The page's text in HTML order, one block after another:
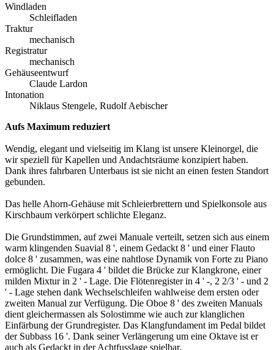
Windladen
Schleifladen
Traktur
mechanisch
Registratur
mechanisch
Gehäuseentwurf
Claude Lardon
Intonation
Niklaus Stengele, Rudolf Aebischer
Aufs Maximum reduziert
Wendig, elegant und vielseitig im Klang ist unsere Kleinorgel, die
wir speziell für Kapellen und Andachtsräume konzipiert haben.
Dank ihres fahrbaren Unterbaus ist sie nicht an einen festen Standort
gebunden.
Das helle Ahorn-Gehäuse mit Schleierbrettern und Spielkonsole aus
Kirschbaum verkörpert schlichte Eleganz.
Die Grundstimmen, auf zwei Manuale verteilt, setzen sich aus einem
warm klingenden Suavial 8 ', einem Gedackt 8 ' und einer Flauto
dolce 8 ' zusammen, was eine nahtlose Dynamik von Forte zu Piano
ermöglicht. Die Fugara 4 ' bildet die Brücke zur Klangkrone, einer
milden Mixtur in 2 ' - Lage. Die Flötenregister in 4 ' -, 2 2/3 ' - und 2
' - Lage stehen dank Wechselschleifen wahlweise dem ersten oder
zweiten Manual zur Verfügung. Die Oboe 8 ' des zweiten Manuals
dient gleichermassen als Solostimme wie auch zur klanglichen
Einfärbung der Grundregister. Das Klangfundament im Pedal bildet
der Subbass 16 '. Dank seiner Verlängerung um eine Oktave ist er
auch als Gedackt in der Achtfusslage spielbar.